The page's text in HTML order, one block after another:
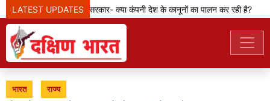
LATEST UPDATES
मेटा टीम से पूछ रही सरकार- क्या कंपनी देश के कानूनों का पालन कर रही है?
भारत राज्य